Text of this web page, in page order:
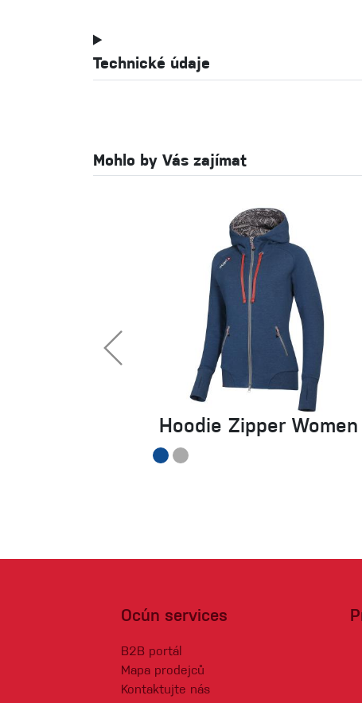
Technické údaje
Mohlo by Vás zajímat
Hoodie Zipper Women
Ocún services
B2B portál
Mapa prodejců
Kontaktujte nás